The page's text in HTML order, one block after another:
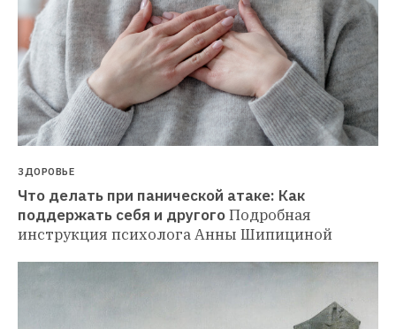
ЗДОРОВЬЕ
Что делать при панической атаке: Как
поддержать себя и другогоПодробная
инструкция психолога Анны Шипициной